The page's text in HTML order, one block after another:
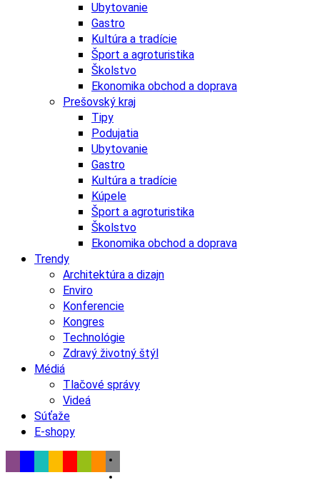
Ubytovanie
Gastro
Kultúra a tradície
Šport a agroturistika
Školstvo
Ekonomika obchod a doprava
Prešovský kraj
Tipy
Podujatia
Ubytovanie
Gastro
Kultúra a tradície
Kúpele
Šport a agroturistika
Školstvo
Ekonomika obchod a doprava
Trendy
Architektúra a dizajn
Enviro
Konferencie
Kongres
Technológie
Zdravý životný štýl
Médiá
Tlačové správy
Videá
Súťaže
E-shopy